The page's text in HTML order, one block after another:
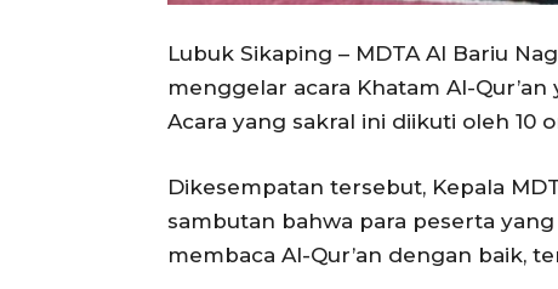
Lubuk Sikaping – MDTA Al Bariu
menggelar acara Khatam Al-
Acara yang sakral ini diikuti oleh 10
Dikesempatan tersebut, Kepala
sambutan bahwa para peserta
membaca Al-Qur’an dengan baik,